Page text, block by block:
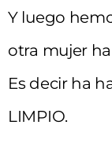
Y luego
otra mujer
Es decir ha
LIMPIO.